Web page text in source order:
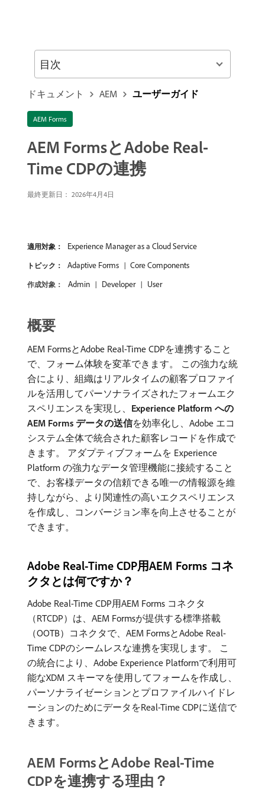
ドキュメント AEM ユーザーガイド
AEM Forms
AEM FormsとAdobe Real-
Time CDPの連携
最終更新日： 2026年4月4日
適用対象： Experience Manager as a Cloud Service
トピック： Adaptive Forms Core Components
作成対象： Admin Developer User
概要
AEM FormsとAdobe Real-Time CDPを連携すること
で、フォーム体験を変革できます。 この強力な統
合により、組織はリアルタイムの顧客プロファイ
ルを活用してパーソナライズされたフォームエク
スペリエンスを実現し、 Experience Platform への
AEM Forms データの送信​を効率化し、Adobe エコ
システム全体で統合された顧客レコードを作成で
きます。 アダプティブフォームを Experience
Platform の強力なデータ管理機能に接続すること
で、お客様データの信頼できる唯一の情報源を維
持しながら、より関連性の高いエクスペリエンス
を作成し、コンバージョン率を向上させることが
できます。
Adobe Real-Time CDP用AEM Forms コネ
クタとは何ですか？
Adobe Real-Time CDP用AEM Forms コネクタ
（RTCDP）は、AEM Formsが提供する標準搭載
（OOTB）コネクタで、AEM FormsとAdobe Real-
Time CDPのシームレスな連携を実現します。 こ
の統合により、Adobe Experience Platformで利用可
能なXDM スキーマを使用してフォームを作成し、
パーソナライゼーションとプロファイルハイドレ
ーションのためにデータをReal-Time CDPに送信で
きます。
AEM FormsとAdobe Real-Time
CDPを連携する理由？
目次